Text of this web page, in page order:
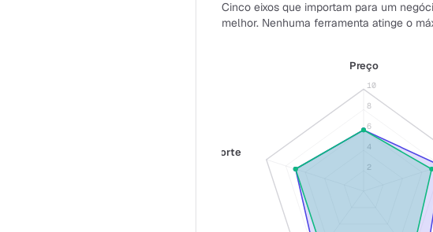
Cinco eixos que importam para um
melhor. Nenhuma ferramenta atinge o
2
4
6
8
10
Preço
Suporte